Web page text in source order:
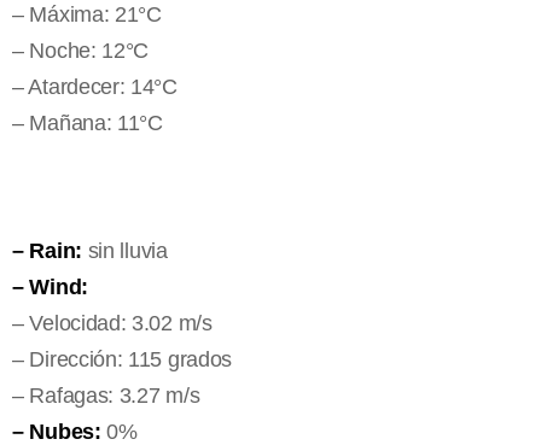
– Máxima: 21°C
– Noche: 12°C
– Atardecer: 14°C
– Mañana: 11°C
– Rain: sin lluvia
– Wind:
– Velocidad: 3.02 m/s
– Dirección: 115 grados
– Rafagas: 3.27 m/s
– Nubes: 0%